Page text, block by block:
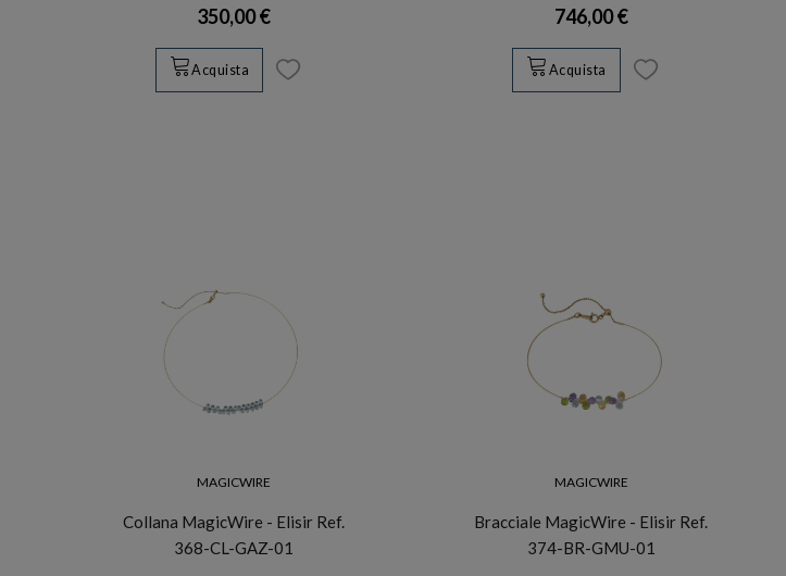
350,00 €
Acquista
746,00 €
Acquista
MAGICWIRE
Collana MagicWire - Elisir Ref.
368-CL-GAZ-01
MAGICWIRE
Bracciale MagicWire - Elisir Ref.
374-BR-GMU-01